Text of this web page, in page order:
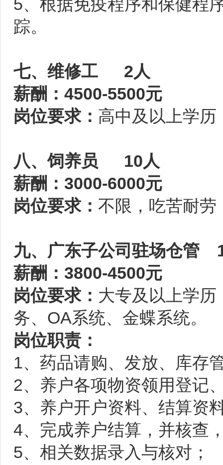
5、根据免疫程序和保健程
踪。
七、维修工 2人
薪酬：4500-5500元
岗位要求： 高中及以上学
八、饲养员 10人
薪酬：3000-6000元
岗位要求： 不限，吃苦耐劳
九、广东子公司驻场仓管
薪酬：3800-4500元
岗位要求： 大专及以上学
务、OA系统、金蝶系统。
岗位职责：
1、药品请购、发放、库存
2、养户各项物资领用登记
3、养户开户资料、结算资
4、完成养户结算，并核查
5、相关数据录入与核对；